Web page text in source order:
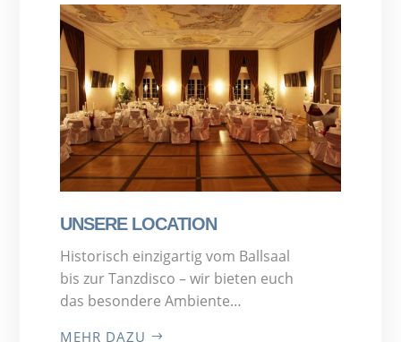
UNSERE LOCATION
Historisch einzigartig vom Ballsaal
bis zur Tanzdisco – wir bieten euch
das besondere Ambiente…
MEHR DAZU